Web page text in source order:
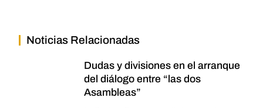
Noticias Relacionadas
Dudas y divisiones en el arranque
del diálogo entre “las dos
Asambleas”